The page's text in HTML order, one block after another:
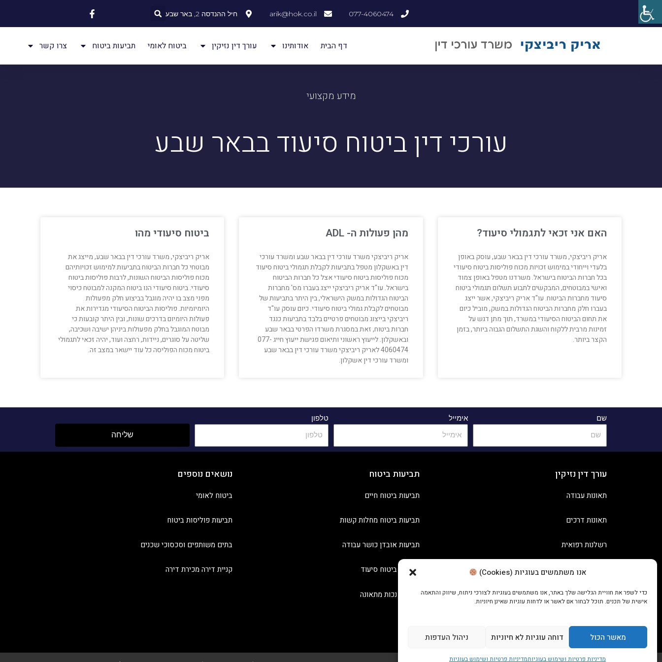
אנו משתמשים בעוגיות (Cookies)
כדי לשפר את חוויית הגלישה שלך באתר, אנו משתמשים בעוגיות לצורכי ניתוח, שיווק והתאמה
אישית של תכנים. תוכל לבחור אם לאשר או לדחות עוגיות שאינן חיוניות.
מאשר הכול דוחה עוגיות לא חיוניות ניהול העדפות
מדיניות פרטיות ושימוש בעוגיותמדיניות פרטיות ושימוש בעוגיות
077-4060474
arik@hok.co.il חיל ההנדסה 2, באר שבע
דף הבית אודותינו עורך דין נזיקין ביטוח לאומי תביעות ביטוח צרו קשר
מידע מקצועי
עורכי דין ביטוח סיעוד בבאר שבע
האם אני זכאי לתגמולי סיעוד?
אריק ריביצקי, משרד עורכי דין בבאר שבע, עוסק באופן
בלעדי וייחודי במימוש זכויות מכוח פוליסות ביטוח סיעודי
בכל חברות הביטוח בישראל. משרדנו מטפל באופן צמוד
ואישי במבוטחים, המבקשים לתבוע תשלום תגמולי ביטוח
סיעוד מחברות הביטוח. עו"ד אריק ריביצקי, אשר ייצג
בעברו חלק מחברות הביטוח הגדולות במשק, מוביל כיום
את תחום הביטוח הסיעודי במשרד, תוך מתן דגש על
זמינות מרבית ללקוח והשגת התשלום הגבוה ביותר, בזמן
הקצר ביותר.
מהן פעולות ה- ADL
אריק ריביצקי משרד עורכי דין בבאר שבע ומשרד עורכי
דין באשקלון מטפל בתביעות לקבלת תגמולי ביטוח סיעוד
מכוח פוליסות ביטוח סיעודי אצל כל חברות הביטוח
בישראל. עו"ד אריק ריביצקי ייצג בעברו מס' מחברות
הביטוח הגדולות במשק הישראלי, בין היתר בתביעות של
מבוטחים לקבלת גמולי ביטוח סיעודי. כיום עוסק עו"ד
ריביצקי בייצוג מבוטחים פרטיים בלבד בתביעות כנגד
חברות ביטוח, זאת במסגרת משרדו הפרטי בבאר שבע
ובאשקלון. לייעוץ ראשוני ותיאום פגישת ייעוץ חייג 077-
4060474 לאריק ריביצקי משרד עורכי דין בבאר שבע
ומשרד עורכי דין אשקלון.
ביטוח סיעודי מהו
אריק ריביצקי, משרד עורכי דין בבאר שבע, מייצג את
מבוטחי כל חברות הביטוח בתביעות למימוש זכויותיהם
מכוח פוליסות הביטוח השונות, לרבות פוליסות ביטוח
סיעודי. ביטוח סיעודי הנו ביטוח המקנה למבוטח כיסוי
מפני מצב בו יהיה מוגבל בביצוע חלק מפעולות
היומיומיות. פוליסות הביטוח הסיעודי מגדירות את
פעולות היומיום בדרכים שונות, ובין היתר קובעות כי
מבוטח המוגבל בחלק מפעולות ביניהן ישיבה ושכיבה,
שליטה על סוגרים, ניידות, רחצה ועוד, יהיה זכאי לתגמולי
ביטוח מכוח הפוליסה כל עוד יישאר במצב זה.
שם אימייל טלפון
שליחה
עורך דין נזיקין
תאונות עבודה
תאונות דרכים
רשלנות רפואית
תביעות ביטוח
תביעות ביטוח חיים
תביעות ביטוח מחלות קשות
תביעות אובדן כושר עבודה
תביעות ביטוח סיעוד
תביעות נכות מתאונה
נושאים נוספים
ביטוח לאומי
תביעות פוליסות ביטוח
בתים משותפים וסכסוכי שכנים
קניית דירה מכירת דירה